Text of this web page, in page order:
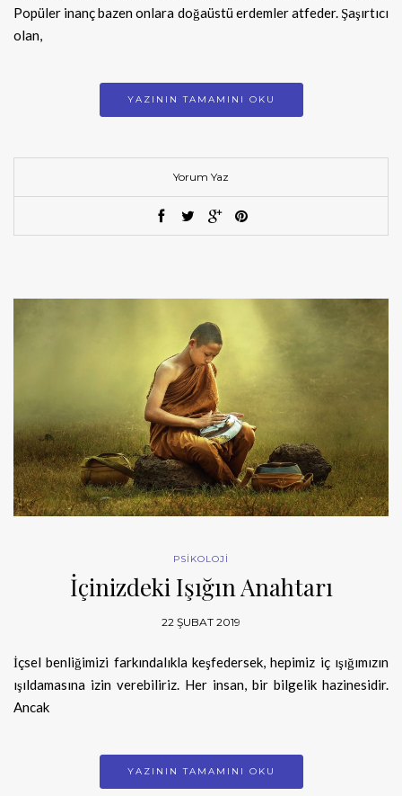
Popüler inanç bazen onlara doğaüstü erdemler atfeder. Şaşırtıcı
olan,
YAZININ TAMAMINI OKU
Yorum Yaz
PSİKOLOJİ
İçinizdeki Işığın Anahtarı
22 ŞUBAT 2019
İçsel benliğimizi farkındalıkla keşfedersek, hepimiz iç ışığımızın
ışıldamasına izin verebiliriz. Her insan, bir bilgelik hazinesidir.
Ancak
YAZININ TAMAMINI OKU